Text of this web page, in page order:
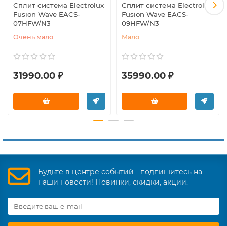
Сплит система Electrolux
Fusion Wave EACS-
07HFW/N3
Очень мало
31990.00 ₽
Сплит система Electrolux
Fusion Wave EACS-
09HFW/N3
Мало
35990.00 ₽
Будьте в центре событий - подпишитесь на
наши новости! Новинки, скидки, акции.